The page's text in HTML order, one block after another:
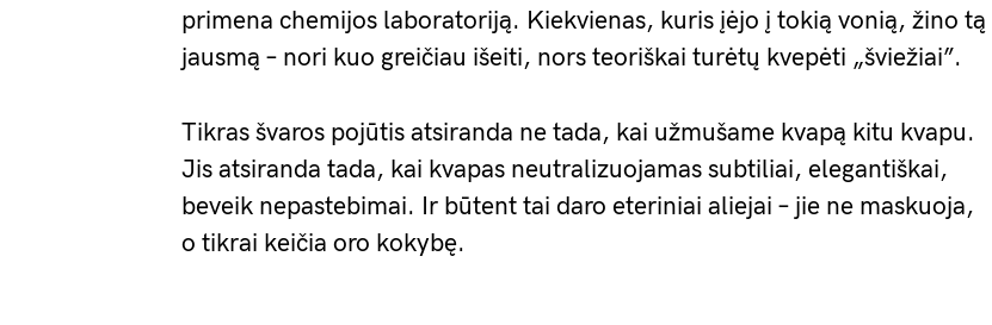
primena chemijos laboratoriją. Kiekvienas, kuris įėjo į tokią vonią, žino tą
jausmą – nori kuo greičiau išeiti, nors teoriškai turėtų kvepėti „šviežiai”.
Tikras švaros pojūtis atsiranda ne tada, kai užmušame kvapą kitu kvapu.
Jis atsiranda tada, kai kvapas neutralizuojamas subtiliai, elegantiškai,
beveik nepastebimai. Ir būtent tai daro eteriniai aliejai – jie ne maskuoja,
o tikrai keičia oro kokybę.